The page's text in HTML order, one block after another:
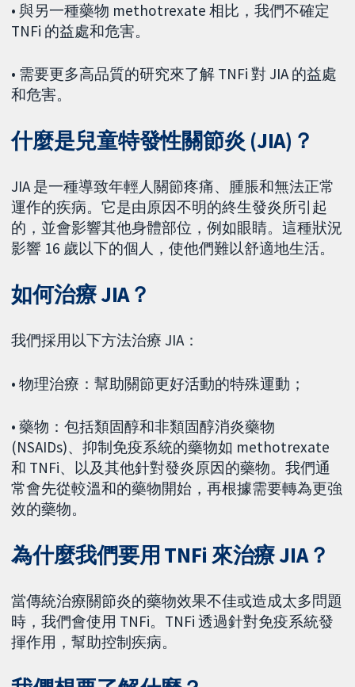
• 與另一種藥物 methotrexate 相比，我們不確定
TNFi 的益處和危害。
• 需要更多高品質的研究來了解 TNFi 對 JIA 的益處
和危害。
什麼是兒童特發性關節炎 (JIA)？
JIA 是一種導致年輕人關節疼痛、腫脹和無法正常
運作的疾病。它是由原因不明的終生發炎所引起
的，並會影響其他身體部位，例如眼睛。這種狀況
影響 16 歲以下的個人，使他們難以舒適地生活。
如何治療 JIA？
我們採用以下方法治療 JIA：
• 物理治療：幫助關節更好活動的特殊運動；
• 藥物：包括類固醇和非類固醇消炎藥物
(NSAIDs)、抑制免疫系統的藥物如 methotrexate
和 TNFi、以及其他針對發炎原因的藥物。我們通
常會先從較溫和的藥物開始，再根據需要轉為更強
效的藥物。
為什麼我們要用 TNFi 來治療 JIA？
當傳統治療關節炎的藥物效果不佳或造成太多問題
時，我們會使用 TNFi。TNFi 透過針對免疫系統發
揮作用，幫助控制疾病。